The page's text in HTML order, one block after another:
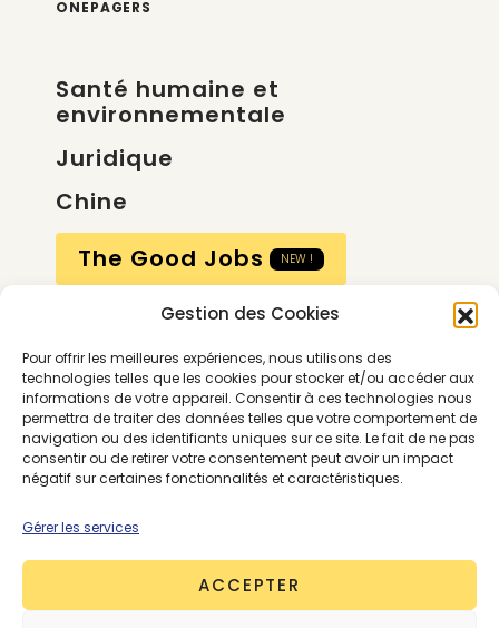
Gestion des Cookies
Pour offrir les meilleures expériences, nous utilisons des
technologies telles que les cookies pour stocker et/ou accéder aux
informations de votre appareil. Consentir à ces technologies nous
permettra de traiter des données telles que votre comportement de
navigation ou des identifiants uniques sur ce site. Le fait de ne pas
consentir ou de retirer votre consentement peut avoir un impact
négatif sur certaines fonctionnalités et caractéristiques.
Gérer les services
ACCEPTER
ONEPAGERS
Santé humaine et
environnementale
Juridique
Chine
The Good Jobs
NEW !
Compte
Calendrier
Contactez-nous